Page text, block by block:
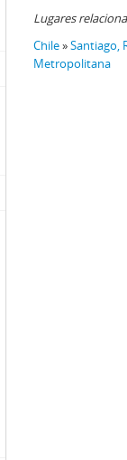
Lugares
Chile»Santiago,
Metropolitana